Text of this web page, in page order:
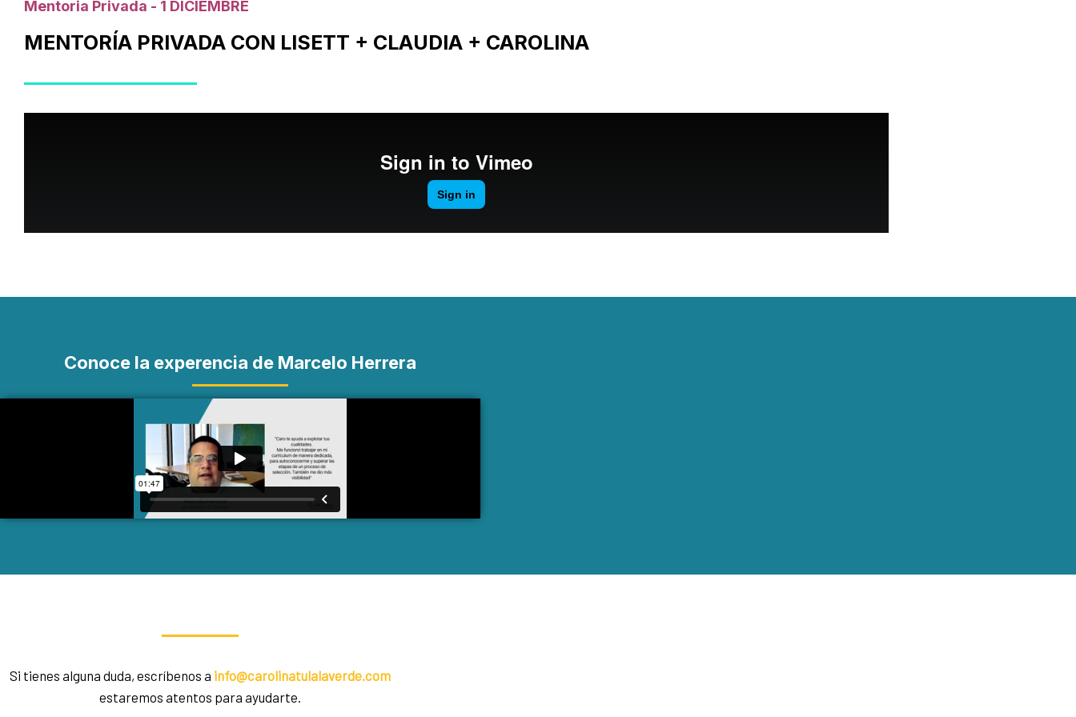
Mentoria Privada - 1 DICIEMBRE
MENTORÍA PRIVADA CON LISETT + CLAUDIA + CAROLINA
Conoce la experencia de Marcelo Herrera
Si tienes alguna duda, escríbenos a info@carolinatulalaverde.com
estaremos atentos para ayudarte.